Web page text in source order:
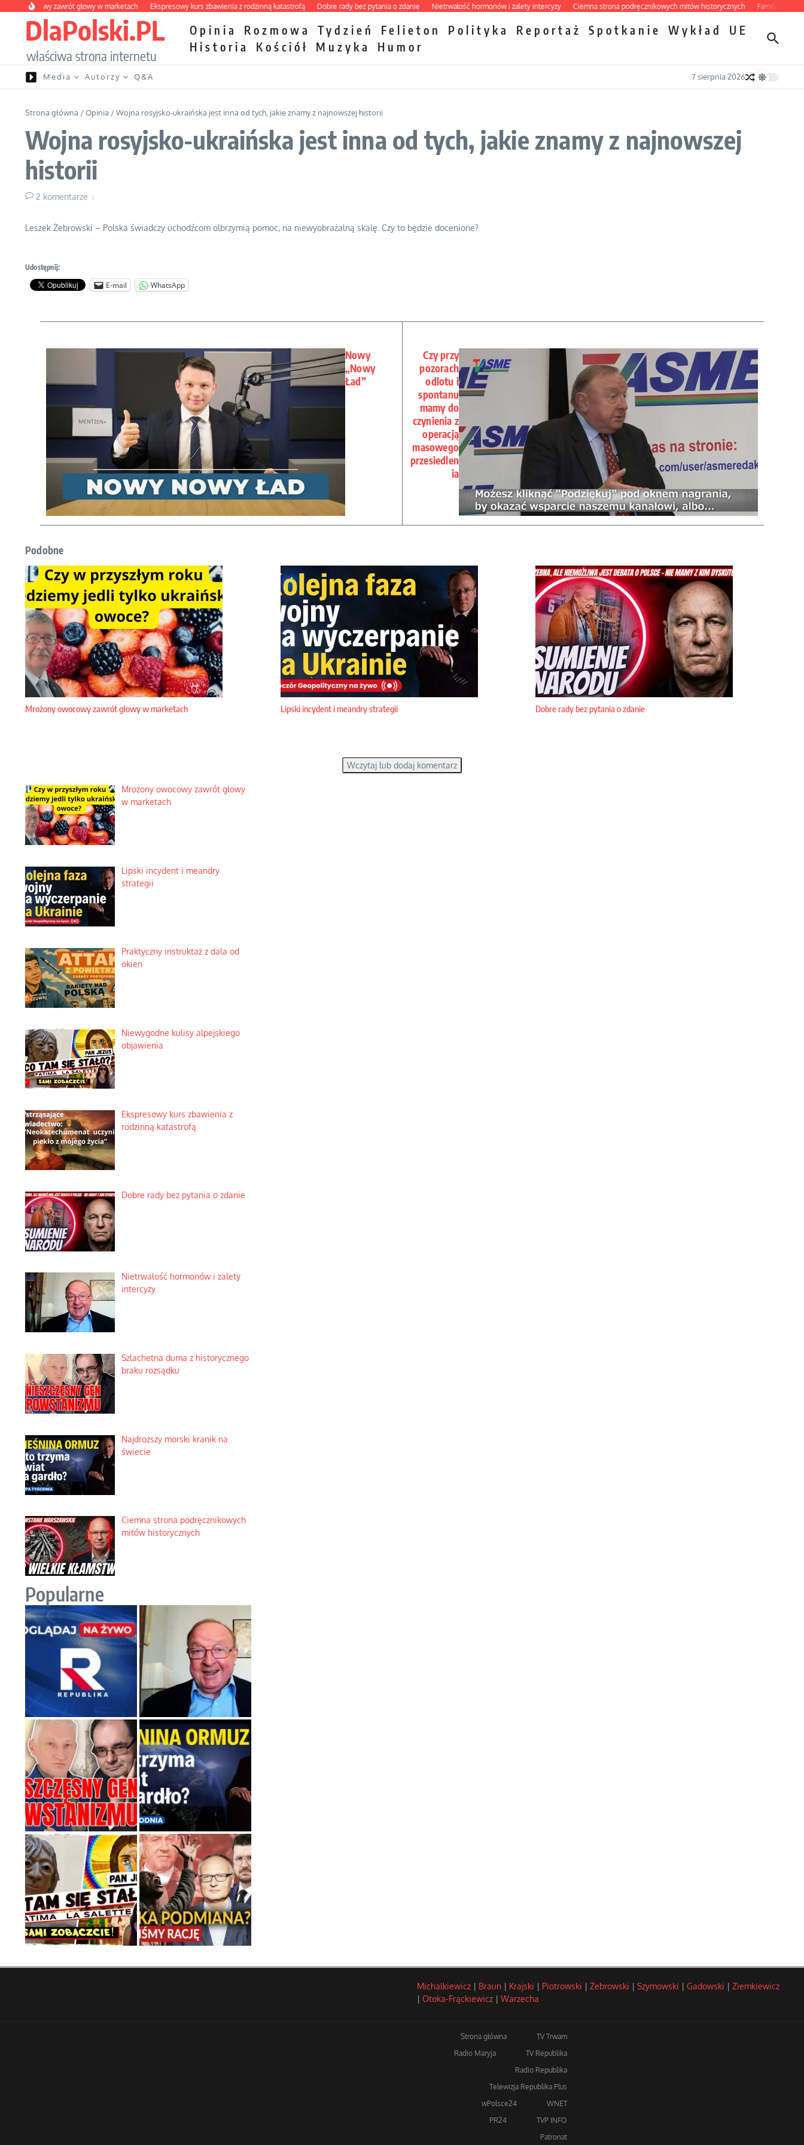
Przejdź do treści
owocowy zawrót głowy w marketach Ekspresowy kurs zbawienia z rodzinną katastrofą Dobre rady bez pytania o zdanie Nietrwałość hormonów i zalety intercyzy Ciemna strona podręcznikowych mitów historycznych Familijny spór o
DlaPolski.PL
właściwa strona internetu
Opinia Rozmowa Tydzień Felieton Polityka Reportaż Spotkanie Wykład
UE
Historia
Kościół Muzyka Humor
Media Autorzy Q&A 7 sierpnia 2026
Strona główna /Opinia /Wojna rosyjsko-ukraińska jest inna od tych, jakie znamy z najnowszej historii
Wojna rosyjsko-ukraińska jest inna od tych, jakie znamy z najnowszej
historii
2 komentarze
Leszek Żebrowski – Polska świadczy uchodźcom olbrzymią pomoc, na niewyobrażalną skalę. Czy to będzie docenione?
Udostępnij:
E-mail WhatsApp
Nowy
„Nowy
Ład”
Czy przy
pozorach
odlotu i
spontanu
mamy do
czynienia z
operacją
masowego
przesiedlen
ia
Podobne
Mrożony owocowy zawrót głowy w marketach Lipski incydent i meandry strategii Dobre rady bez pytania o zdanie
Wczytaj lub dodaj komentarz
Mrożony owocowy zawrót głowy
w marketach
Lipski incydent i meandry
strategii
Praktyczny instruktaż z dala od
okien
Niewygodne kulisy alpejskiego
objawienia
Ekspresowy kurs zbawienia z
rodzinną katastrofą
Dobre rady bez pytania o zdanie
Nietrwałość hormonów i zalety
intercyzy
Szlachetna duma z historycznego
braku rozsądku
Najdroższy morski kranik na
świecie
Ciemna strona podręcznikowych
mitów historycznych
Popularne
Michalkiewicz | Braun | Krajski | Piotrowski | Żebrowski | Szymowski | Gadowski | Ziemkiewicz
| Otoka-Frąckiewicz | Warzecha
Strona główna
TV Trwam
Radio Maryja
TV Republika
Radio Republika
Telewizja Republika Plus
wPolsce24
WNET
PR24
TVP INFO
Patronat